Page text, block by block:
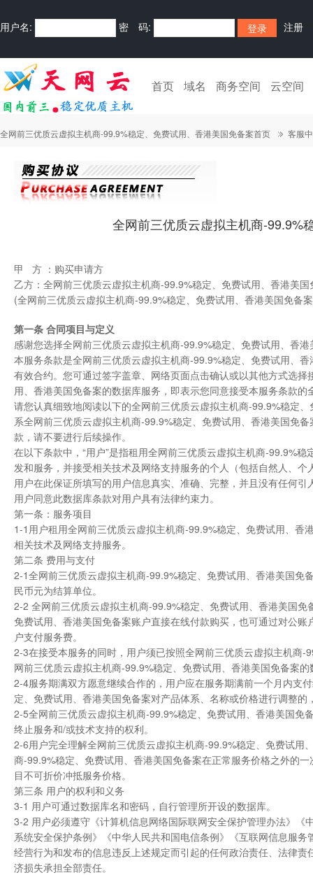
用户名: 密 码: 注册
首页 域名 商务空间 云空间
全网前三优质云虚拟主机商-99.9%稳定、免费试用、香港美国免备案首页 客服
全网前三优质云虚拟主机商-99.9%
甲 方 ：购买申请方
乙方： 全网前三优质云虚拟主机商-99.9%稳定、免费试用、香港美国
(全网前三优质云虚拟主机商-99.9%稳定、免费试用、香港美国免备
第一条 合同项目与定义
感谢您选择全网前三优质云虚拟主机商-99.9%稳定、免费试用、香
本服务条款是全网前三优质云虚拟主机商-99.9%稳定、免费试用、
有效合约。您可通过签字盖章、网络页面点击确认或以其他方式选
用、香港美国免备案的数据库服务，即表示您同意接受本服务条款的
请您认真细致地阅读以下的全网前三优质云虚拟主机商-99.9%稳定
系全网前三优质云虚拟主机商-99.9%稳定、免费试用、香港美国免
款，请不要进行后续操作。
在以下条款中，“用户”是指租用全网前三优质云虚拟主机商-99.9%
发和服务，并接受相关技术及网络支持服务的个人（包括自然人、
用户在此保证所填写的用户信息真实、准确、完整，并且没有任何引
用户同意此数据库条款对用户具有法律约束力。
第一条：服务项目
1-1用户租用全网前三优质云虚拟主机商-99.9%稳定、免费试用、
相关技术及网络支持服务。
第二条 费用与支付
2-1全网前三优质云虚拟主机商-99.9%稳定、免费试用、香港美国免
民币元为结算单位。
2-2 全网前三优质云虚拟主机商-99.9%稳定、免费试用、香港美国
免费试用、香港美国免备案账户直接在线付款购买，也可通过对公
户支付服务费。
2-3在接受本服务的同时，用户须已按照全网前三优质云虚拟主机商
网前三优质云虚拟主机商-99.9%稳定、免费试用、香港美国免备案
2-4服务期满双方愿意继续合作的，用户应在服务期满前一个月内支
定、免费试用、香港美国免备案对产品体系、名称或价格进行调整
2-5全网前三优质云虚拟主机商-99.9%稳定、免费试用、香港美国
终止服务和/或技术支持的权利。
2-6用户完全理解全网前三优质云虚拟主机商-99.9%稳定、免费试
商-99.9%稳定、免费试用、香港美国免备案在正常服务价格之外的
目不可折价冲抵服务价格。
第三条 用户的权利和义务
3-1 用户可通过数据库名和密码，自行管理所开设的数据库。
3-2 用户必须遵守《计算机信息网络国际联网安全保护管理办法》
系统安全保护条例》《中华人民共和国电信条例》《互联网信息服
经营行为和发布的信息违反上述规定而引起的任何政治责任、法律
济损失承担全部责任。